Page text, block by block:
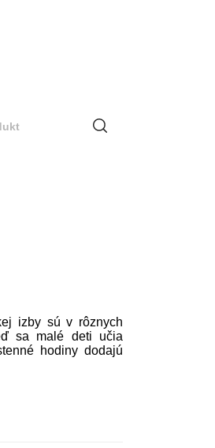
izby sú v rôznych
sa malé deti učia
hodiny dodajú